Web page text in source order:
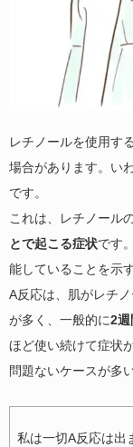
レチノールを使用する
場合があります。い
です。
これは、レチノール
とで起こる症状です
能していることを示
A反応は、肌がレチ
が多く、一般的に2週
ほど使い続けて症状
問題ないケースが多
私は一切A反応は出